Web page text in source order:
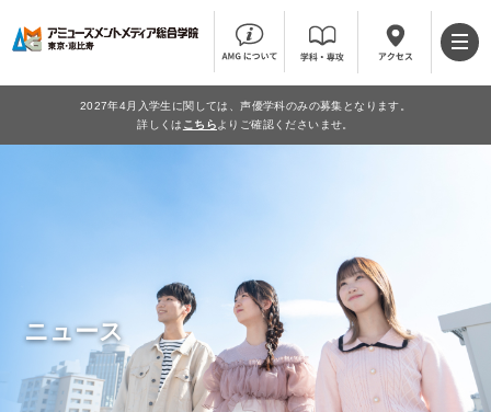
2027年4月入学生に関しては、声優学科のみの募集となります。
詳しくは こちら よりご確認くださいませ。
ニュース